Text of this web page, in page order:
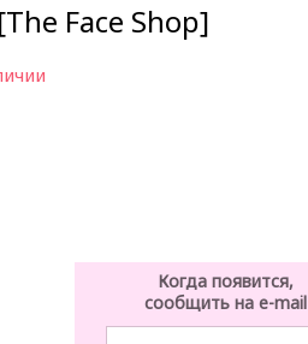
Face Shop]
Когда появится,
сообщить на e-mail